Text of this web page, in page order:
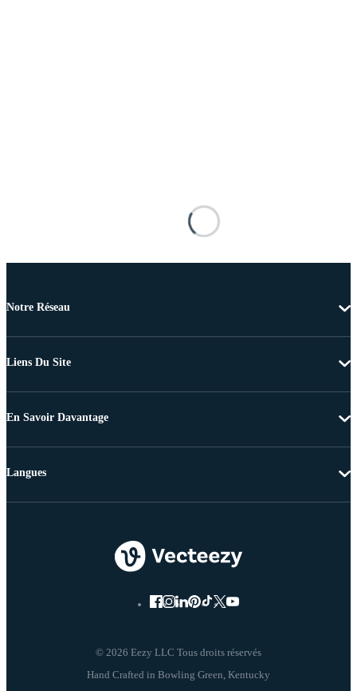
Notre Réseau
Liens Du Site
En Savoir Davantage
© 2026 Eezy LLC Tous droits réservés
Langues